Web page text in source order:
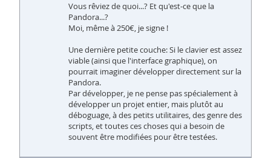
Vous rêviez de quoi...? Et qu'est-ce que la
Pandora...?
Moi, même à 250€, je signe !
Une dernière petite couche: Si le clavier est assez
viable (ainsi que l'interface graphique), on
pourrait imaginer développer directement sur la
Pandora.
Par développer, je ne pense pas spécialement à
développer un projet entier, mais plutôt au
déboguage, à des petits utilitaires, des genre des
scripts, et toutes ces choses qui a besoin de
souvent être modifiées pour être testées.